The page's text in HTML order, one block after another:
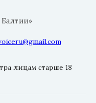
лицам старше 18